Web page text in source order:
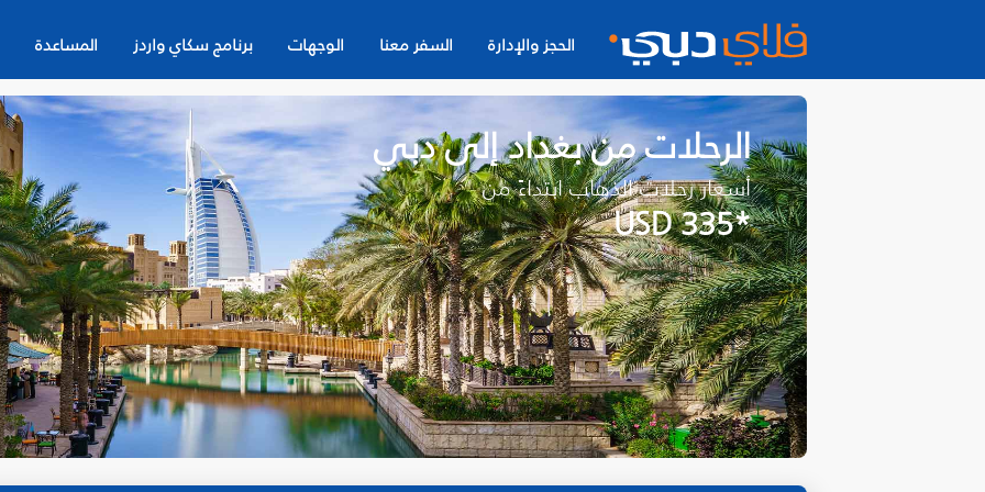
الحجز والإدارة السفر معنا الوجهات برنامج سكاي واردز المساعدة
الرحلات من بغداد إلى دبي
أسعار رحلات الذهاب ابتداءً من
*USD 335